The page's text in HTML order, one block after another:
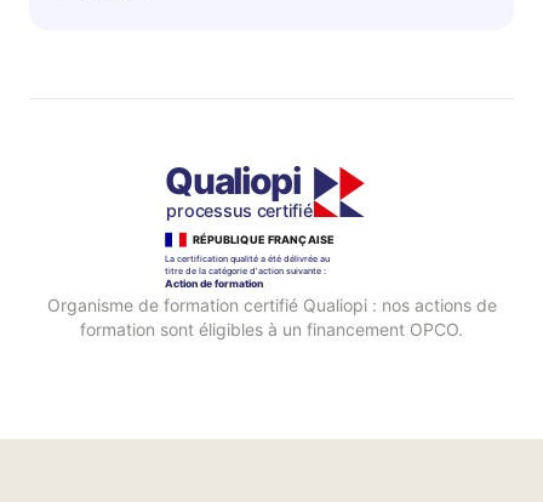
Organisme de formation certifié Qualiopi : nos actions de
formation sont éligibles à un financement OPCO.